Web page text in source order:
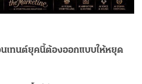
เทนต์ยุคนี้ต้องออกแบบให้หยุด